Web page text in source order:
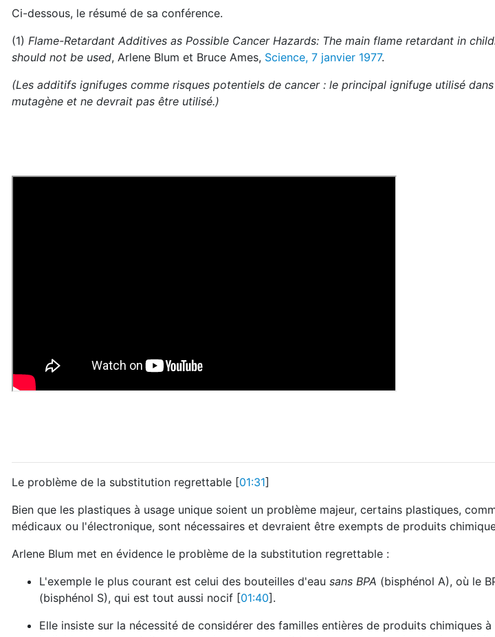
Ci-dessous, le résumé de sa conférence.
(1) Flame-Retardant Additives as Possible Cancer Hazards: The main flame retardant in
should not be used, Arlene Blum et Bruce Ames, Science, 7 janvier 1977.
(Les additifs ignifuges comme risques potentiels de cancer : le principal ignifuge utilisé
mutagène et ne devrait pas être utilisé.)
Le problème de la substitution regrettable [01:31]
Bien que les plastiques à usage unique soient un problème majeur, certains plastiques,
médicaux ou l'électronique, sont nécessaires et devraient être exempts de produits
Arlene Blum met en évidence le problème de la substitution regrettable :
L'exemple le plus courant est celui des bouteilles d'eau sans BPA (bisphénol A), où le
(bisphénol S), qui est tout aussi nocif [01:40].
Elle insiste sur la nécessité de considérer des familles entières de produits chimiques